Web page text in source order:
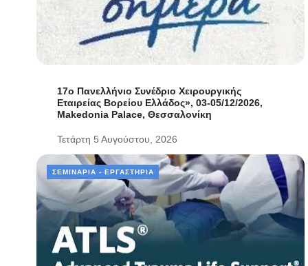
17ο Πανελλήνιο Συνέδριο Χειρουργικής
Εταιρείας Βορείου Ελλάδος», 03-05/12/2026,
Makedonia Palace, Θεσσαλονίκη
Τετάρτη 5 Αυγούστου, 2026
ΣΕΜΙΝΆΡΙΑ - ΕΡΓΑΣΤΉΡΙΑ